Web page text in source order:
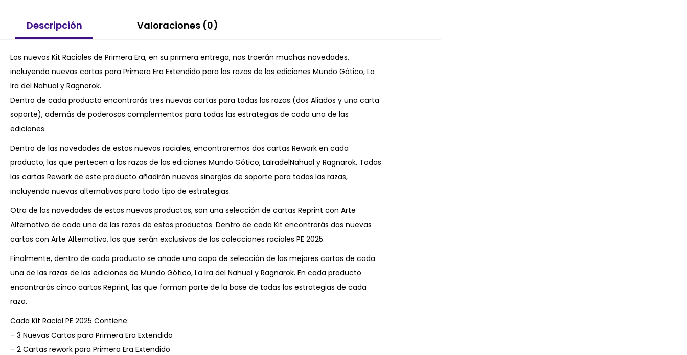
Descripción Valoraciones (0)
Los nuevos Kit Raciales de Primera Era, en su primera entrega, nos traerán muchas novedades,
incluyendo nuevas cartas para Primera Era Extendido para las razas de las ediciones Mundo Gótico, La
Ira del Nahual y Ragnarok.
Dentro de cada producto encontrarás tres nuevas cartas para todas las razas (dos Aliados y una carta
soporte), además de poderosos complementos para todas las estrategias de cada una de las
ediciones.
Dentro de las novedades de estos nuevos raciales, encontraremos dos cartas Rework en cada
producto, las que pertecen a las razas de las ediciones Mundo Gótico, LaIradelNahual y Ragnarok. Todas
las cartas Rework de este producto añadirán nuevas sinergias de soporte para todas las razas,
incluyendo nuevas alternativas para todo tipo de estrategias.
Otra de las novedades de estos nuevos productos, son una selección de cartas Reprint con Arte
Alternativo de cada una de las razas de estos productos. Dentro de cada Kit encontrarás dos nuevas
cartas con Arte Alternativo, los que serán exclusivos de las colecciones raciales PE 2025.
Finalmente, dentro de cada producto se añade una capa de selección de las mejores cartas de cada
una de las razas de las ediciones de Mundo Gótico, La Ira del Nahual y Ragnarok. En cada producto
encontrarás cinco cartas Reprint, las que forman parte de la base de todas las estrategias de cada
raza.
Cada Kit Racial PE 2025 Contiene:
– 3 Nuevas Cartas para Primera Era Extendido
– 2 Cartas rework para Primera Era Extendido